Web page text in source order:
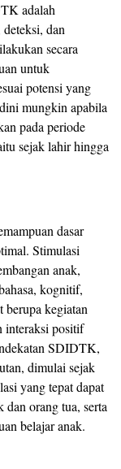
adalah
dan
secara
untuk
potensi yang
mungkin apabila
pada periode
sejak lahir hingga
dasar
Stimulasi
anak,
kognitif,
berupa kegiatan
interaksi positif
SDIDTK,
dimulai sejak
yang tepat dapat
dan orang tua, serta
belajar anak.